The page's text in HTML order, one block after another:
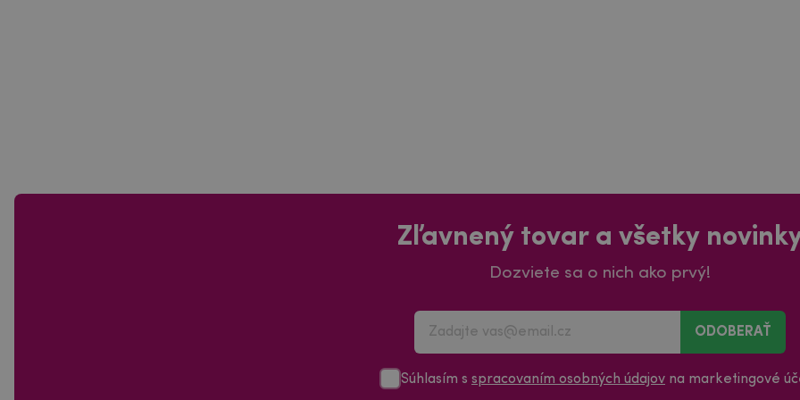
Zľavnený tovar a všetky
Dozviete sa o nich ako prvý!
ODOBERAŤ
Súhlasím s spracovaním osobných údajov na marketingové